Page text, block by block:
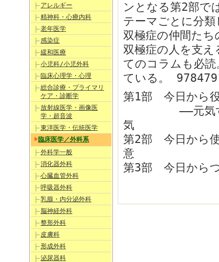
アレルギー
精神科・心療内科
老年医学
感染症
緩和医療
小児科/小児外科
臨床心理学・心理
総合診療・プライマリ
ケア・診断学
放射線医学・画像医
学・超音波
東洋医学・伝統医学
臨床医学／外科系
外科学一般
消化器外科
心臓血管外科
呼吸器外科
乳腺・内分泌外科
脳神経外科
整形外科
皮膚科
形成外科
泌尿器科
ンとなる第2部で
テーマごとに分
双極症の仲間た
双極症の人を支
てのコラムも必
ている。
第1部 今日から
――元気すぎる
気
第2部 今日から
意
第3部 今日から